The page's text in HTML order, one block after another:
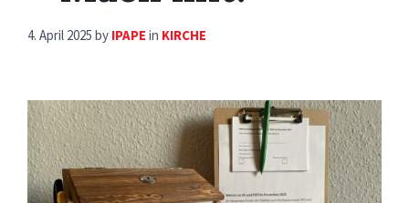
4. April 2025 by IPAPE in KIRCHE